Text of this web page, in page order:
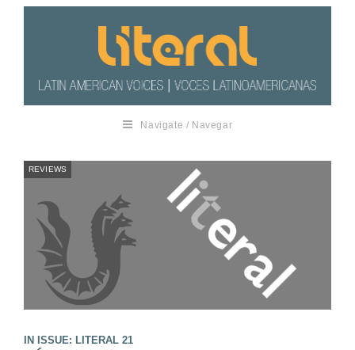
Navigate / Navegar
REVIEWS
IN ISSUE: LITERAL 21